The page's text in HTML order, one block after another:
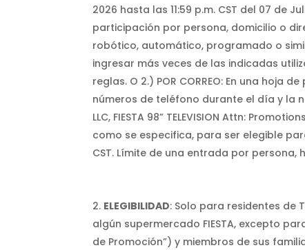
2026 hasta las 11:59 p.m. CST del 07 de
participación por persona, domicilio o
robótico, automático, programado o
ingresar más veces de las indicadas
reglas. O 2.) POR CORREO: En una
números de teléfono durante el día y la
LLC, FIESTA 98” TELEVISION Attn:
como se especifica, para ser elegible
CST. Límite de una entrada por
ELEGIBILIDAD: Solo para residentes de
algún supermercado FIESTA, excepto
de Promoción”) y miembros de sus